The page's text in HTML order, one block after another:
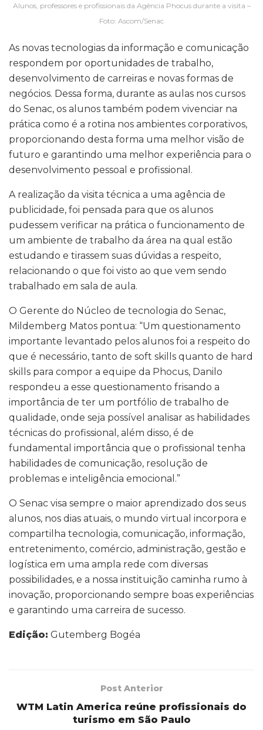
Alunos, professores e profissionais da Agência Phocus durante a visita –
Foto: Ascom/Senac
As novas tecnologias da informação e comunicação
respondem por oportunidades de trabalho,
desenvolvimento de carreiras e novas formas de
negócios. Dessa forma, durante as aulas nos cursos
do Senac, os alunos também podem vivenciar na
prática como é a rotina nos ambientes corporativos,
proporcionando desta forma uma melhor visão de
futuro e garantindo uma melhor experiência para o
desenvolvimento pessoal e profissional.
A realização da visita técnica a uma agência de
publicidade, foi pensada para que os alunos
pudessem verificar na prática o funcionamento de
um ambiente de trabalho da área na qual estão
estudando e tirassem suas dúvidas a respeito,
relacionando o que foi visto ao que vem sendo
trabalhado em sala de aula.
O Gerente do Núcleo de tecnologia do Senac,
Mildemberg Matos pontua: “Um questionamento
importante levantado pelos alunos foi a respeito do
que é necessário, tanto de soft skills quanto de hard
skills para compor a equipe da Phocus, Danilo
respondeu a esse questionamento frisando a
importância de ter um portfólio de trabalho de
qualidade, onde seja possível analisar as habilidades
técnicas do profissional, além disso, é de
fundamental importância que o profissional tenha
habilidades de comunicação, resolução de
problemas e inteligência emocional.”
O Senac visa sempre o maior aprendizado dos seus
alunos, nos dias atuais, o mundo virtual incorpora e
compartilha tecnologia, comunicação, informação,
entretenimento, comércio, administração, gestão e
logística em uma ampla rede com diversas
possibilidades, e a nossa instituição caminha rumo à
inovação, proporcionando sempre boas experiências
e garantindo uma carreira de sucesso.
Edição: Gutemberg Bogéa
Post Anterior
WTM Latin America reúne profissionais do
turismo em São Paulo